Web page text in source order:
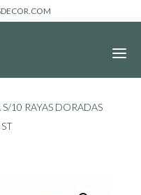
10 RAYAS DORADAS